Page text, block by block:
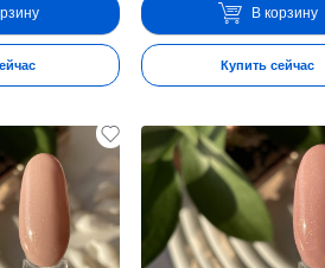
В корзину
Купить сейчас